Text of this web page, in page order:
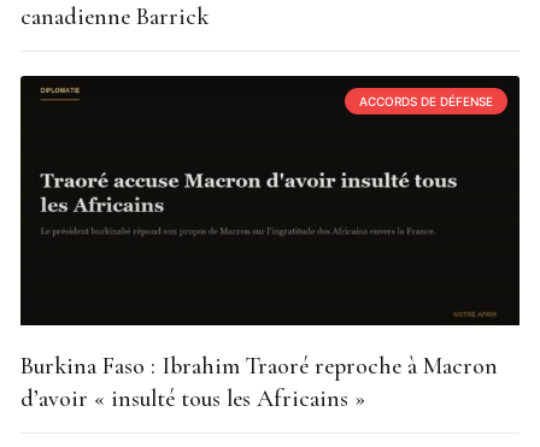
canadienne Barrick
ACCORDS DE DÉFENSE
Burkina Faso : Ibrahim Traoré reproche à Macron
d’avoir « insulté tous les Africains »